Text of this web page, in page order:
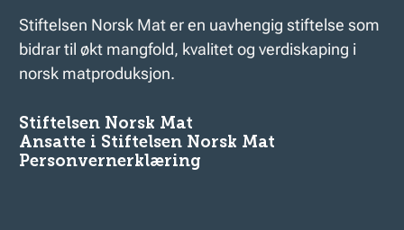
Stiftelsen Norsk Mat er en uavhengig stiftelse som
bidrar til økt mangfold, kvalitet og verdiskaping i
norsk matproduksjon.
Stiftelsen Norsk Mat
Ansatte i Stiftelsen Norsk Mat
Personvernerklæring